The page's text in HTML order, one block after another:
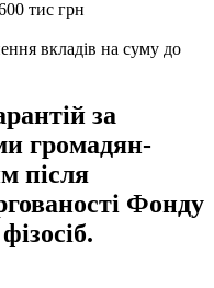
вкладів на суму до
за
громадян-
після
Фонду